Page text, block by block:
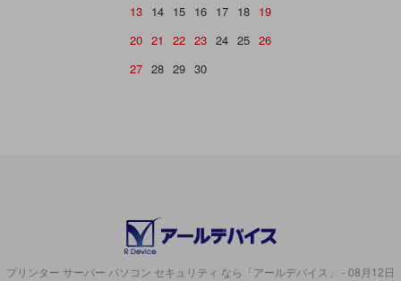
13 14 15 16 17 18 19
20 21 22 23 24 25 26
27 28 29 30
プリンター サーバー パソコン セキュリティ なら「アールデバイス」 - 08月12日